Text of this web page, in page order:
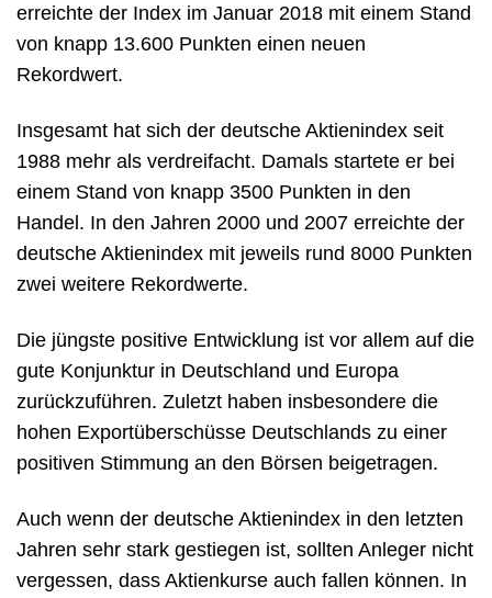
erreichte der Index im Januar 2018 mit einem Stand
von knapp 13.600 Punkten einen neuen
Rekordwert.
Insgesamt hat sich der deutsche Aktienindex seit
1988 mehr als verdreifacht. Damals startete er bei
einem Stand von knapp 3500 Punkten in den
Handel. In den Jahren 2000 und 2007 erreichte der
deutsche Aktienindex mit jeweils rund 8000 Punkten
zwei weitere Rekordwerte.
Die jüngste positive Entwicklung ist vor allem auf die
gute Konjunktur in Deutschland und Europa
zurückzuführen. Zuletzt haben insbesondere die
hohen Exportüberschüsse Deutschlands zu einer
positiven Stimmung an den Börsen beigetragen.
Auch wenn der deutsche Aktienindex in den letzten
Jahren sehr stark gestiegen ist, sollten Anleger nicht
vergessen, dass Aktienkurse auch fallen können. In